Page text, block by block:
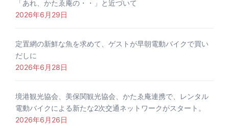
「あれ、かたゑ庵の・・」と近づいて
2026年6月29日
定置網の新鮮な魚を求めて、ゲストが早朝電動バイクで買い
だしに
2026年6月28日
境港観光協会、美保関観光協会、かたゑ庵連携で、レンタル
電動バイクによる新たな2次交通ネットワークがスタート。
2026年6月26日